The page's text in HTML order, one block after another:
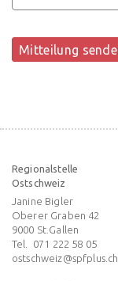
Regionalstelle
Ostschweiz
Janine Bigler
Oberer Graben 42
9000 St.Gallen
Tel.
071 222 58 05
ostschweiz@spfplus.ch